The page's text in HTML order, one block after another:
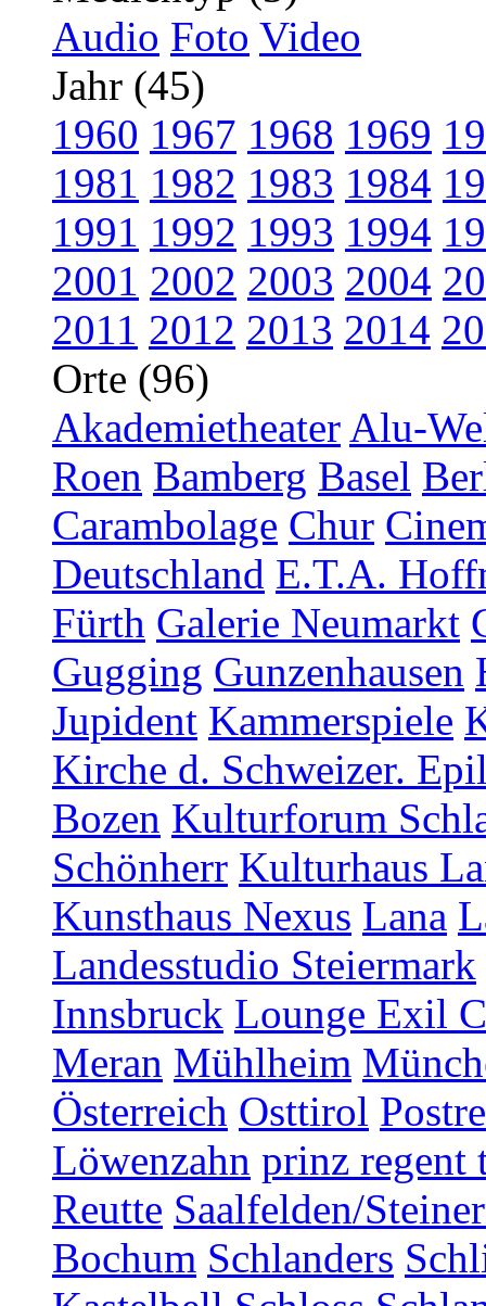
Audio Foto Video
Jahr (45)
1960 1967 1968 1969
1981 1982 1983 1984
1991 1992 1993 1994
2001 2002 2003 2004
2011 2012 2013 2014
Orte (96)
Akademietheater Alu-
Roen Bamberg Basel
Carambolage Chur
Deutschland E.T.A.
Fürth Galerie Neumarkt
Gugging Gunzenhausen
Jupident Kammerspiele
Kirche d. Schweizer.
Bozen Kulturforum
Schönherr Kulturhaus
Kunsthaus Nexus Lana
Landesstudio Steiermark
Innsbruck Lounge Exil
Meran Mühlheim
Österreich Osttirol
Löwenzahn prinz regent
Reutte Saalfelden/
Bochum Schlanders